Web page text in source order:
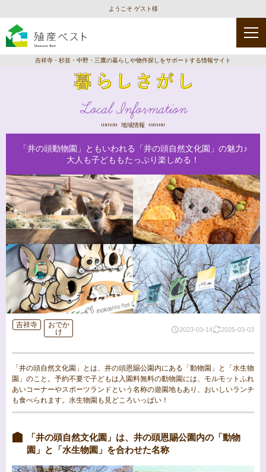
ようこそ ゲスト様
吉祥寺・杉並・中野・三鷹の暮らしや物件探しをサポートする情報サイト
Local Information
地域情報
「井の頭動物園」ともいわれる「井の頭自然文化園」の魅力♪
大人も子どももたっぷり楽しめる！
吉祥寺
おでか
け
2023-03-14 2025-03-03
「井の頭自然文化園」とは、井の頭恩賜公園内にある「動物園」と「水生物
園」のこと。予約不要で子どもは入園料無料の動物園には、モルモットふれ
あいコーナーやスポーツランドという名称の遊園地もあり、おいしいランチ
も食べられます。水生物園も見どころいっぱい！
「井の頭自然文化園」は、井の頭恩賜公園内の「動物
園」と「水生物園」を合わせた名称